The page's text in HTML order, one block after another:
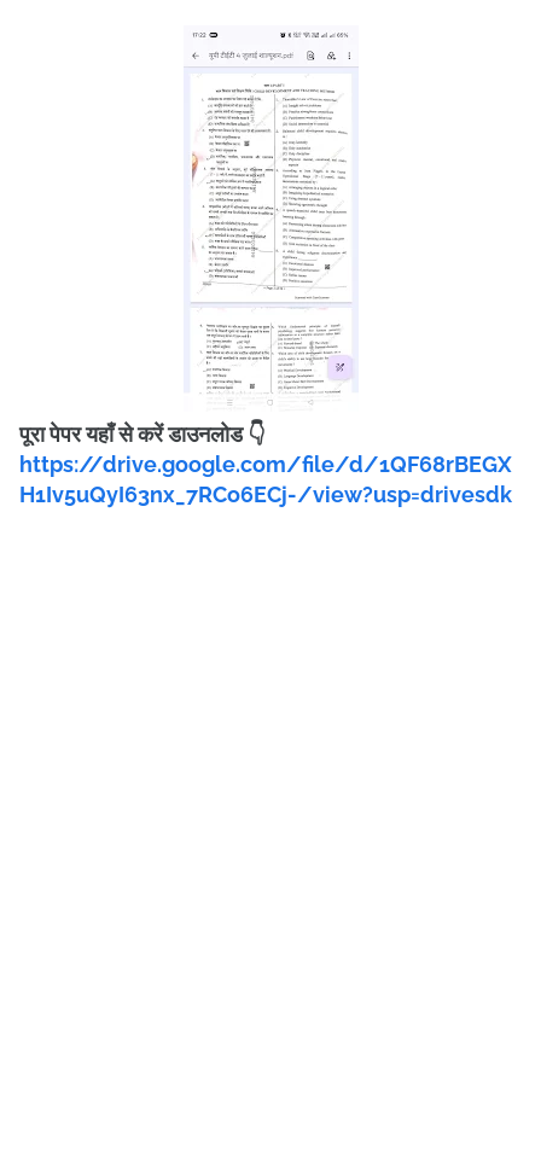
पूरा पेपर यहाँ से करें डाउनलोड 👇
https://drive.google.com/file/d/1QF68rBEGX
H1Iv5uQyI63nx_7RCo6ECj-/view?usp=drivesdk